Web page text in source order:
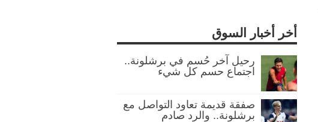
أخر أخبار السوق
رحيل آخر حُسم في برشلونة..
اجتماع حسم كل شيء
صفقة قديمة تعاود التواصل مع
برشلونة.. والرد صادم